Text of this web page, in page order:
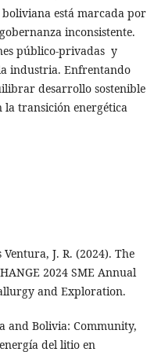
está marcada por
inconsistente.
público-privadas y
industria. Enfrentando
desarrollo sostenible
la transición energética
J. R. (2024). The
2024 SME Annual
and Exploration.
and Bolivia: Community,
del litio en